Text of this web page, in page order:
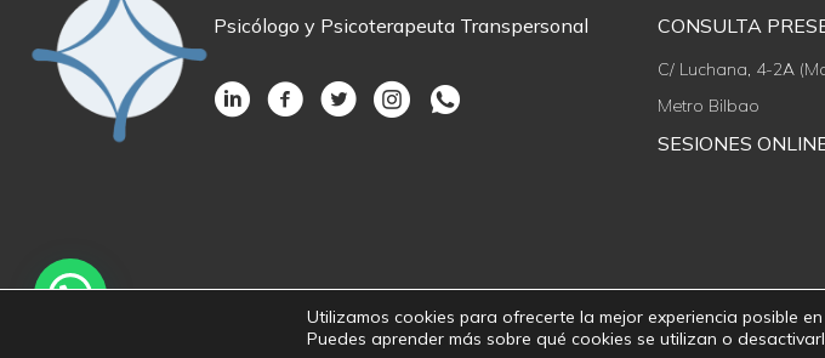
Psicólogo y Psicoterapeuta Transpersonal CONSULTA
C/ Luchana, 4-2A
Metro Bilbao
SESIONES
Aviso legal © 2026 Descubre tu Verdad · José Maroto
Utilizamos cookies para ofrecerte la mejor experiencia posible
Puedes aprender más sobre qué cookies se utilizan o